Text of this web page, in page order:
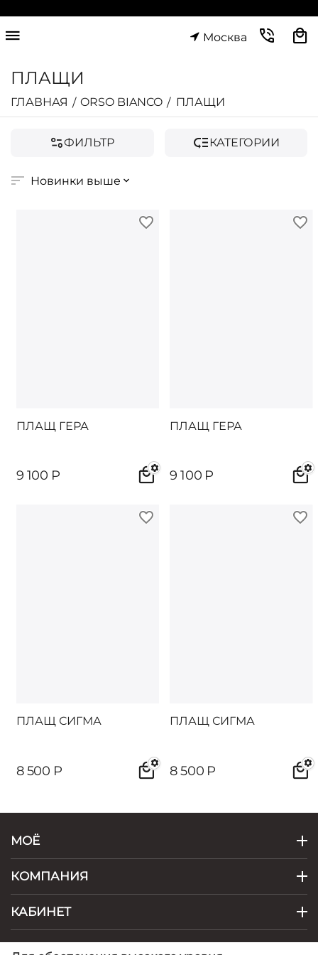
Москва
ПЛАЩИ
ГЛАВНАЯ / ORSO BIANCO / ПЛАЩИ
ФИЛЬТР КАТЕГОРИИ
Новинки выше
ПЛАЩ ГЕРА
9 100 Р
ПЛАЩ ГЕРА
9 100 Р
ПЛАЩ СИГМА
8 500 Р
ПЛАЩ СИГМА
8 500 Р
МОЁ
КОМПАНИЯ
КАБИНЕТ